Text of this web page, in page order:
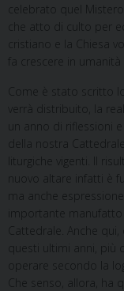
celebrato quel
che atto di culto per
cristiano e la Chiesa
fa crescere in umanità
Come è stato scritto
verrà distribuito, la
un anno di riflessioni
della nostra
liturgiche vigenti. Il
nuovo altare infatti è
ma anche
importante
Cattedrale. Anche
questi ultimi anni, più
operare secondo la
Che senso, allora, ha